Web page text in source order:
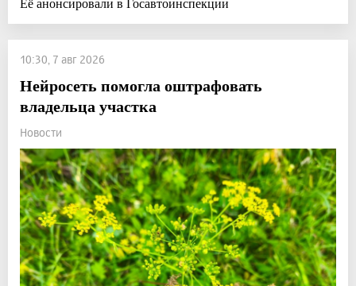
10:30, 7 авг 2026
Нейросеть помогла оштрафовать
владельца участка
Новости